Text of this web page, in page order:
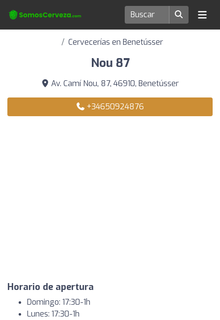
Cervecerías en Benetússer
Nou 87
Av. Camí Nou, 87, 46910, Benetússer
+34650924876
Horario de apertura
Domingo: 17:30-1h
Lunes: 17:30-1h